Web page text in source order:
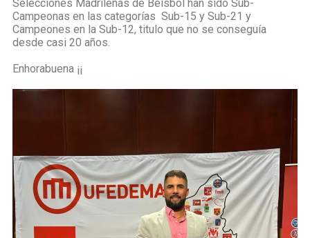
Selecciones Madrileñas de Béisbol han sido Sub-
Campeonas en las categorías Sub-15 y Sub-21 y
Campeones en la Sub-12, titulo que no se conseguía
desde casi 20 años.
Enhorabuena ¡¡